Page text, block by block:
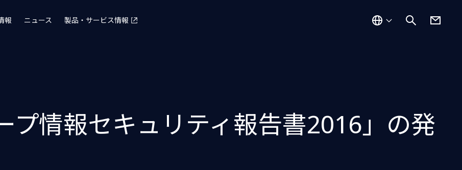
報 ニュース 製品・サービス情報
プ情報セキュリティ報告書2016」の発